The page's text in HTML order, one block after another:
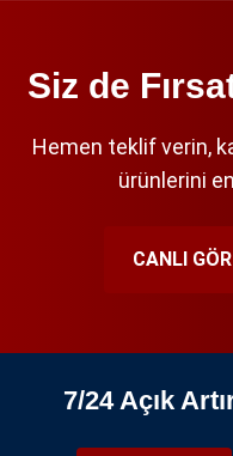
Siz de
Hemen teklif verin,
ürünlerini
CANLI GÖR
7/24 Açık